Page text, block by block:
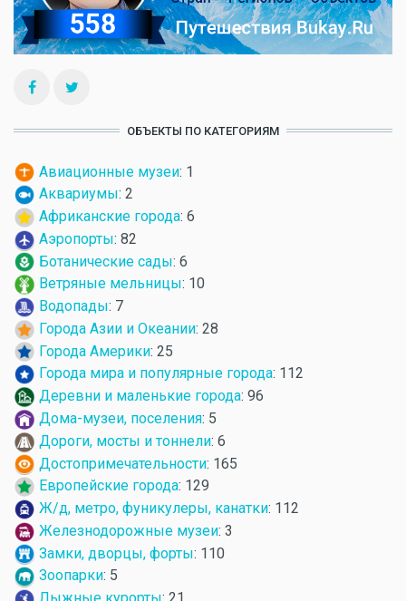
ОБЪЕКТЫ ПО КАТЕГОРИЯМ
Авиационные музеи: 1
Аквариумы: 2
Африканские города: 6
Аэропорты: 82
Ботанические сады: 6
Ветряные мельницы: 10
Водопады: 7
Города Азии и Океании: 28
Города Америки: 25
Города мира и популярные города: 112
Деревни и маленькие города: 96
Дома-музеи, поселения: 5
Дороги, мосты и тоннели: 6
Достопримечательности: 165
Европейские города: 129
Ж/д, метро, фуникулеры, канатки: 112
Железнодорожные музеи: 3
Замки, дворцы, форты: 110
Зоопарки: 5